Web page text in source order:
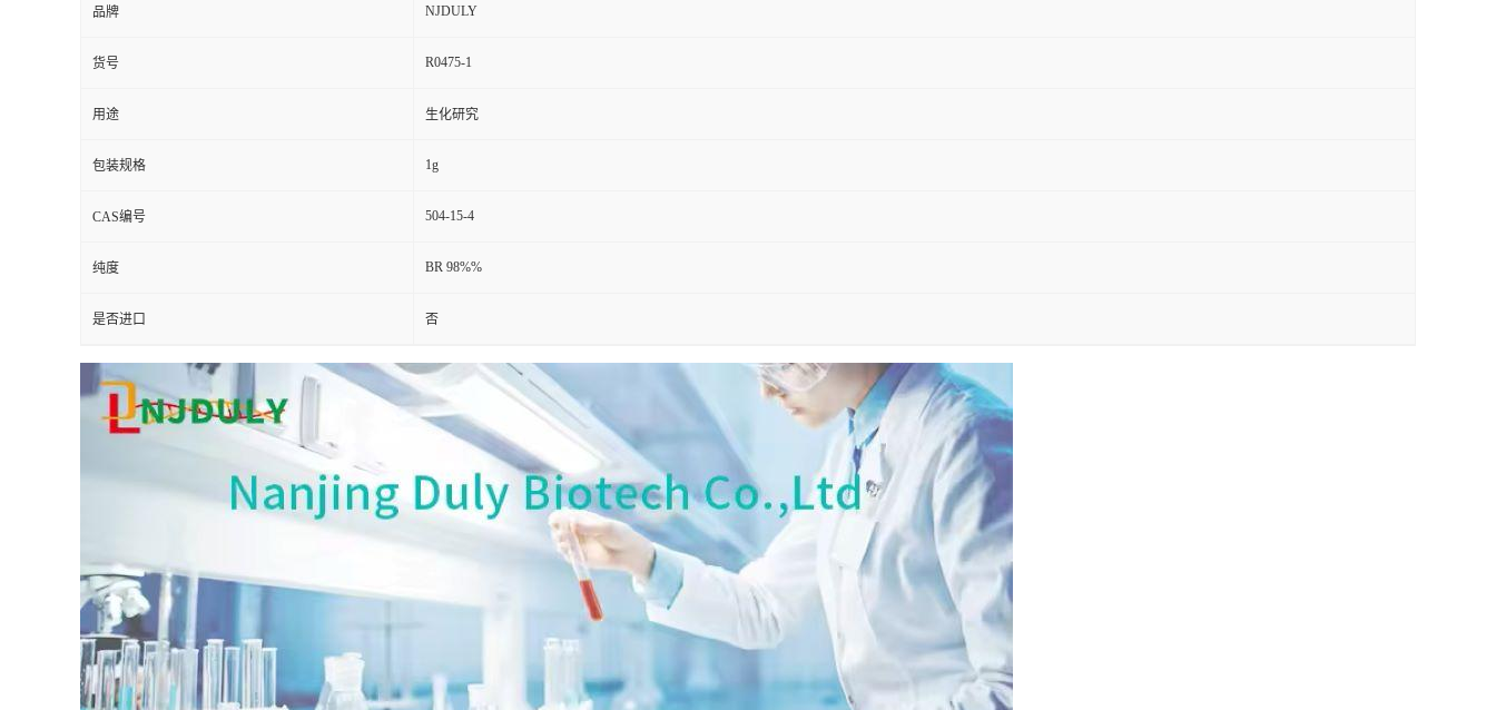
品牌 NJDULY
货号 R0475-1
用途 生化研究
包装规格 1g
CAS编号 504-15-4
纯度 BR 98%%
是否进口 否